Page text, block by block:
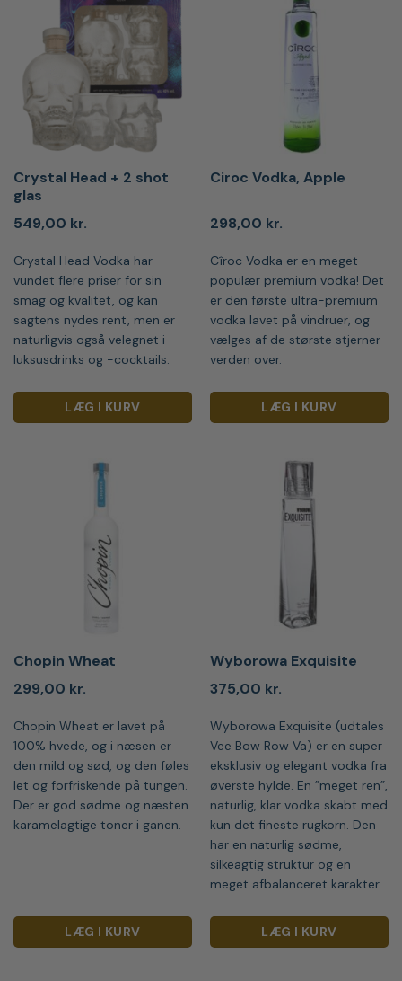
Crystal Head + 2 shot
glas
549,00 kr.
Crystal Head Vodka har
vundet flere priser for sin
smag og kvalitet, og kan
sagtens nydes rent, men er
naturligvis også velegnet i
luksusdrinks og -cocktails.
LÆG I KURV
Ciroc Vodka, Apple
298,00 kr.
Cîroc Vodka er en meget
populær premium vodka! Det
er den første ultra-premium
vodka lavet på vindruer, og
vælges af de største stjerner
verden over.
LÆG I KURV
Chopin Wheat
299,00 kr.
Chopin Wheat er lavet på
100% hvede, og i næsen er
den mild og sød, og den føles
let og forfriskende på tungen.
Der er god sødme og næsten
karamelagtige toner i ganen.
LÆG I KURV
Wyborowa Exquisite
375,00 kr.
Wyborowa Exquisite (udtales
Vee Bow Row Va) er en super
eksklusiv og elegant vodka fra
øverste hylde. En ”meget ren”,
naturlig, klar vodka skabt med
kun det fineste rugkorn. Den
har en naturlig sødme,
silkeagtig struktur og en
meget afbalanceret karakter.
LÆG I KURV